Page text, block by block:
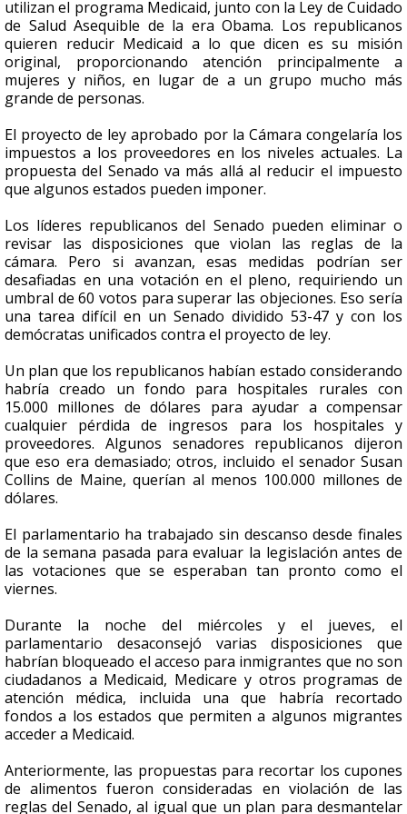
utilizan el programa Medicaid, junto con la Ley de Cuidado
de Salud Asequible de la era Obama. Los republicanos
quieren reducir Medicaid a lo que dicen es su misión
original, proporcionando atención principalmente a
mujeres y niños, en lugar de a un grupo mucho más
grande de personas.
El proyecto de ley aprobado por la Cámara congelaría los
impuestos a los proveedores en los niveles actuales. La
propuesta del Senado va más allá al reducir el impuesto
que algunos estados pueden imponer.
Los líderes republicanos del Senado pueden eliminar o
revisar las disposiciones que violan las reglas de la
cámara. Pero si avanzan, esas medidas podrían ser
desafiadas en una votación en el pleno, requiriendo un
umbral de 60 votos para superar las objeciones. Eso sería
una tarea difícil en un Senado dividido 53-47 y con los
demócratas unificados contra el proyecto de ley.
Un plan que los republicanos habían estado considerando
habría creado un fondo para hospitales rurales con
15.000 millones de dólares para ayudar a compensar
cualquier pérdida de ingresos para los hospitales y
proveedores. Algunos senadores republicanos dijeron
que eso era demasiado; otros, incluido el senador Susan
Collins de Maine, querían al menos 100.000 millones de
dólares.
El parlamentario ha trabajado sin descanso desde finales
de la semana pasada para evaluar la legislación antes de
las votaciones que se esperaban tan pronto como el
viernes.
Durante la noche del miércoles y el jueves, el
parlamentario desaconsejó varias disposiciones que
habrían bloqueado el acceso para inmigrantes que no son
ciudadanos a Medicaid, Medicare y otros programas de
atención médica, incluida una que habría recortado
fondos a los estados que permiten a algunos migrantes
acceder a Medicaid.
Anteriormente, las propuestas para recortar los cupones
de alimentos fueron consideradas en violación de las
reglas del Senado, al igual que un plan para desmantelar